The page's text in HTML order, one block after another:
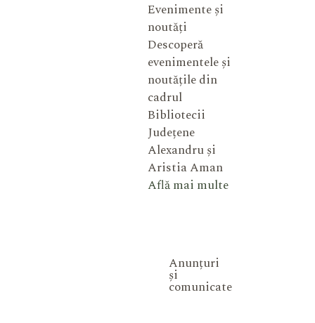
Evenimente și
noutăți
Descoperă
evenimentele și
noutățile din
cadrul
Bibliotecii
Județene
Alexandru și
Aristia Aman
Află mai multe
Anunțuri
și
comunicate